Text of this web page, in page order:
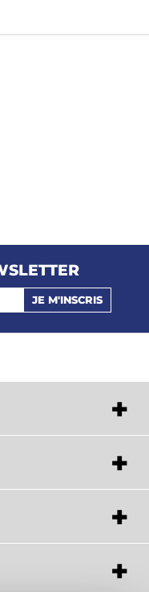
JE M'INSCRIS